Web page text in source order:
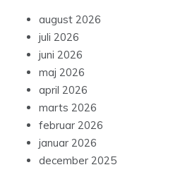
august 2026
juli 2026
juni 2026
maj 2026
april 2026
marts 2026
februar 2026
januar 2026
december 2025